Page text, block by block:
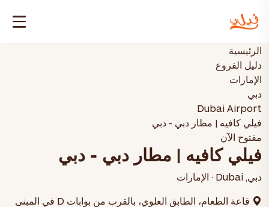
الرئيسية
دليل الفروع
الإمارات
دبي
Dubai Airport
فيلي كافيه | مطار دبي - دبي
مفتوح الآن
فيلي كافيه | مطار دبي - دبي
دبي, Dubai · الإمارات
قاعة الطعام، الطابق العلوي، بالقرب من بوابات D في المبنى